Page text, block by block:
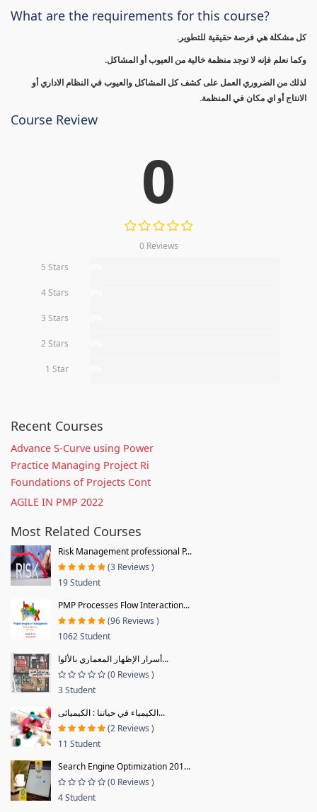
What are the requirements for this course?
كل مشكلة هي فرصة حقيقية للتطوير.
وكما نعلم فإنه لا توجد منظمة خالية من العيوب أو المشاكل.
لذلك من الضروري العمل على كشف كل المشاكل والعيوب في النظام الاداري أو
الانتاج أو اي مكان في المنظمة.
Course Review
0
0 Reviews
5 Stars
4 Stars
3 Stars
2 Stars
1 Star
Recent Courses
Advance S-Curve using Power
Practice Managing Project Ri
Foundations of Projects Cont
AGILE IN PMP 2022
Most Related Courses
Risk Management professional P...
(3 Reviews )
19 Student
PMP Processes Flow Interaction...
(96 Reviews )
1062 Student
أسرار الإظهار المعماري بالألوا...
(0 Reviews )
3 Student
الكيمياء في حياتنا : الكيميائى...
(2 Reviews )
11 Student
Search Engine Optimization 201...
(0 Reviews )
4 Student